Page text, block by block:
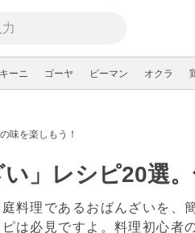
ーニ ゴーヤ ピーマン オクラ
味を楽しもう！
い」レシピ20選
料理であるおばんざいを、
は必見ですよ。料理初心者